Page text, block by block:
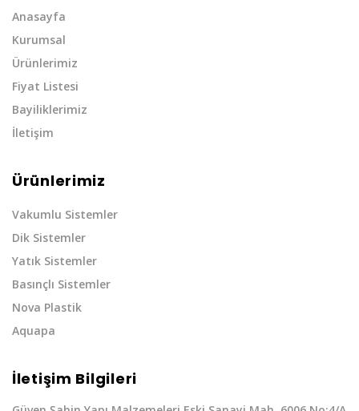
Anasayfa
Kurumsal
Ürünlerimiz
Fiyat Listesi
Bayiliklerimiz
İletişim
Ürünlerimiz
Vakumlu Sistemler
Dik Sistemler
Yatık Sistemler
Basınçlı Sistemler
Nova Plastik
Aquapa
İletişim Bilgileri